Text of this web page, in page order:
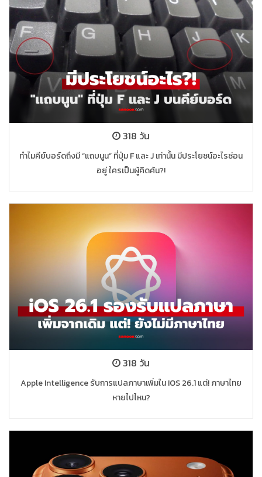
318 วัน
ทำไมคีย์บอร์ดถึงมี “แถบนูน” ที่ปุ่ม F และ J เท่านั้น มีประโยชน์อะไรซ่อน
อยู่ ใครเป็นผู้คิดค้น?!
318 วัน
Apple Intelligence รับการแปลภาษาเพิ่มใน IOS 26.1 แต่! ภาษาไทย
หายไปไหน?